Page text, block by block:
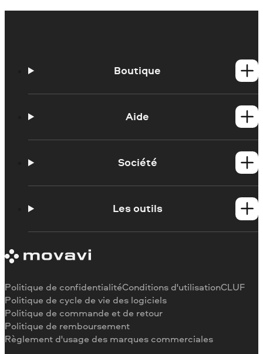
Boutique
Produits Mac
Aide
Contacter l'assistance Movavi
Limitations de la version d'essai
Société
Témoignages
Au travail
Les outils
Recadrer une vidéo
Pivoter une vidéo
Redimensionner une vidéo
Inverser une vidéo
Stabiliser une vidéo
Ajuster une vidéo
Politique de confidentialitéConditions d'utilisationCLUF
Politique de cycle de vie des logiciels
Politique de commande et de retour
Politique de remboursement
Règlement d'usage des marques commerciales